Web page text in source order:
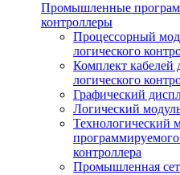
Промышленные
контроллеры
Процессорный
логического
Комплект кабелей
логического
Графический
Логический
Технологический
программируемого
контроллера
Промышленная